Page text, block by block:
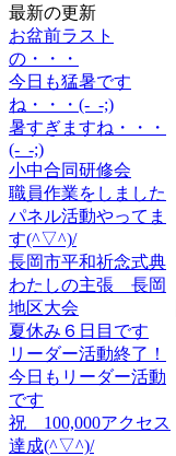
最新の更新
お盆前ラスト
の・・・
今日も猛暑です
ね・・・(-_-;)
暑すぎますね・・・
(-_-;)
小中合同研修会
職員作業をしました
パネル活動やってま
す(^▽^)/
長岡市平和祈念式典
わたしの主張 長岡
地区大会
夏休み６日目です
リーダー活動終了！
今日もリーダー活動
です
祝 100,000アクセス
達成(^▽^)/